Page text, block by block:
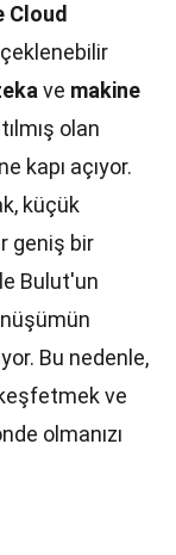
Cloud
ve makine
olan
kapı açıyor.
küçük
geniş bir
Bulut'un
Bu nedenle,
ve
olmanızı